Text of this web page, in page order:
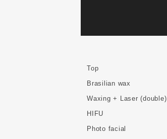
Top
Brasilian wax
Waxing + Laser (double)
HIFU
Photo facial